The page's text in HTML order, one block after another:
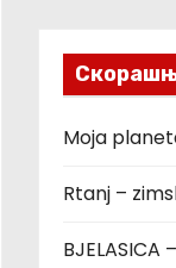
Moja
Rtanj –